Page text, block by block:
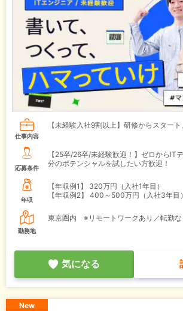
仕事内容
【未経験入社9割以上】研修からスタート
応募条件
【25卒/26卒/未経験歓迎！】ゼロからIT
分のポテンシャルを試したい方歓迎！
年収
【年収例1】
320万円（入社1年目）
【年収例2】
400～500万円（入社3年目）
勤務地
東京圏内 ※リモートワークあり／転勤な
気になる
New